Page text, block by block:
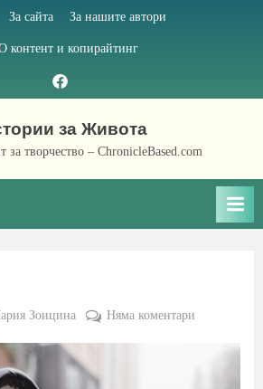
За сайта За нашите автори
контент и копирайтинг
Facebook
page
за Живота
за творчество – ChronicleBased.com
Зоицина Няма коментариза